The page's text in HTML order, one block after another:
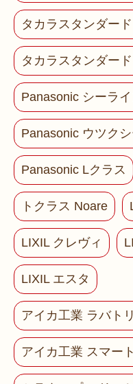
タカラスタンダー
タカラスタンダー
Panasonic シーラ
Panasonic ウツク
Panasonic Lクラス
トクラス Noare
LIXIL クレヴィ
LIXIL エスタ
アイカ工業 ラバト
アイカ工業 スマー